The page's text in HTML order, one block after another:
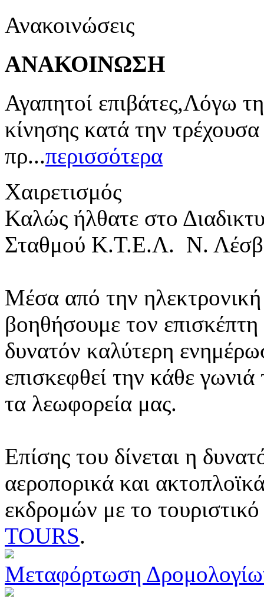
Ανακοινώσεις
ΑΝΑΚΟΙΝΩΣΗ
Αγαπητοί επιβάτες,Λόγω
κίνησης κατά την
πρ...περισσότερα
Χαιρετισμός
Καλώς ήλθατε στο
Σταθμού Κ.Τ.Ε.Λ. Ν.
Μέσα από την ηλεκτρονική
βοηθήσουμε τον
δυνατόν καλύτερη
επισκεφθεί την κάθε
τα λεωφορεία μας.
Επίσης του δίνεται η
αεροπορικά και
εκδρομών με το
TOURS.
Μεταφόρτωση